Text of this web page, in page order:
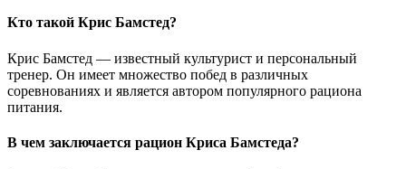
Кто такой Крис Бамстед?
Крис Бамстед — известный культурист и персональный
тренер. Он имеет множество побед в различных
соревнованиях и является автором популярного рациона
питания.
В чем заключается рацион Криса Бамстеда?